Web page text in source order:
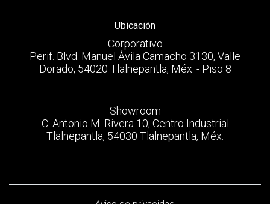
Ubicación
Corporativo
Perif. Blvd. Manuel Ávila Camacho 3130, Valle
Dorado, 54020 Tlalnepantla, Méx. - Piso 8
Showroom
C. Antonio M. Rivera 10, Centro Industrial
Tlalnepantla, 54030 Tlalnepantla, Méx.